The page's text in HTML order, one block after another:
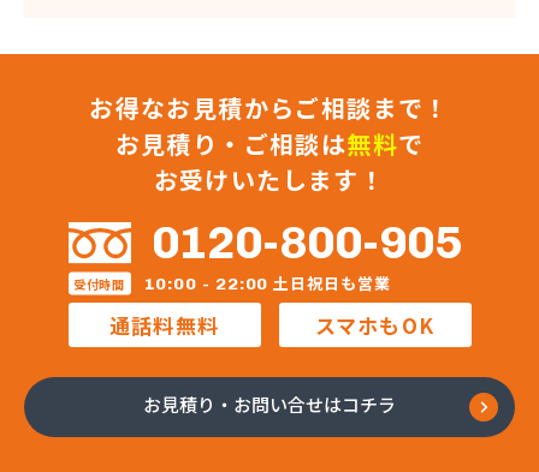
日豊ガス
日野燃料店有限会社
八原産業
美須賀燃料店
武智燃料店
福泉株式会社
宝ガス株式会社
毛利燃料店
木村プロパン
有限会社ニッタンガス
お得なお見積からご相談まで！
お見積り・ご相談は無料で
お受けいたします！
0120-800-905
受付時間 10:00 - 22:00 土日祝日も営業
通話料無料 スマホもOK
お見積り・お問い合せはコチラ